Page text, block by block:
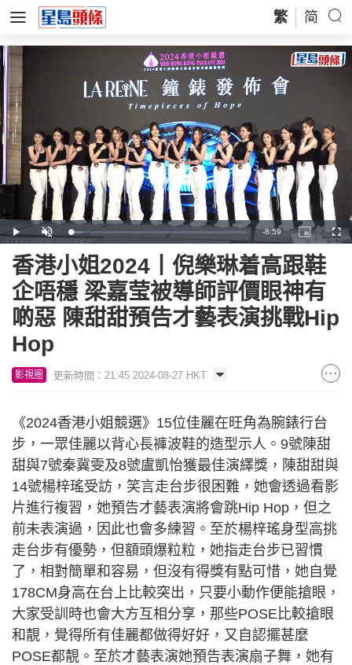
繁 简
Play UnmuteLoaded:
6.05%
Remaining
Time
-8:59
Picture-
in-
香港小姐2024丨倪樂琳着高跟鞋
企唔穩 梁嘉莹被導師評價眼神有
啲惡 陳甜甜預告才藝表演挑戰Hip
Hop
影視圈 更新時間：21:45 2024-08-27 HKT
《2024香港小姐競選》15位佳麗在旺角為腕錶行台
步，一眾佳麗以背心長褲波鞋的造型示人。9號陳甜
甜與7號秦冀雯及8號盧凱怡獲最佳演繹獎，陳甜甜與
14號楊梓瑤受訪，笑言走台步很困難，她會透過看影
片進行複習，她預告才藝表演將會跳Hip Hop，但之
前未表演過，因此也會多練習。至於楊梓瑤身型高挑
走台步有優勢，但額頭爆粒粒，她指走台步已習慣
了，相對簡單和容易，但沒有得獎有點可惜，她自覺
178CM身高在台上比較突出，只要小動作便能搶眼，
大家受訓時也會大方互相分享，那些POSE比較搶眼
和靚，覺得所有佳麗都做得好好，又自認擺甚麼
POSE都靚。至於才藝表演她預告表演扇子舞，她有